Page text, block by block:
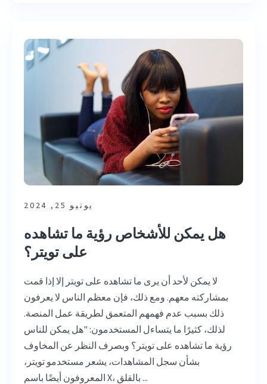
يونيو 25, 2024
هل يمكن للأشخاص رؤية ما تشاهده
على تويتر؟
لا يمكن لأحد أن يرى ما تشاهده على تويتر إلا إذا قمت
بمشاركته معهم. ومع ذلك، فإن معظم الناس لا يعرفون
ذلك بسبب عدم فهمهم المتعمق لطريقة عمل المنصة.
لذلك، كثيرًا ما يتساءل المستخدمون: "هل يمكن للناس
رؤية ما تشاهده على تويتر؟ وبصرف النظر عن المخاوف
بشأن سجل المشاهدات، يشعر مستخدمو تويتر،
المعروفون أيضًا باسم X، بالقلق ...